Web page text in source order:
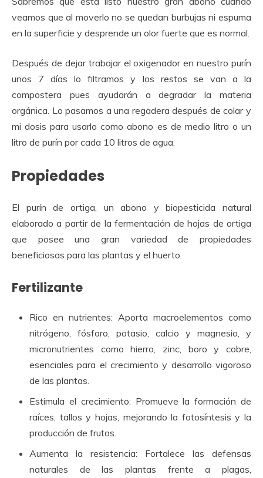
veamos que al moverlo no se quedan burbujas ni espuma
en la superficie y desprende un olor fuerte que es normal.
Después de dejar trabajar el oxigenador en nuestro purín
unos 7 días lo filtramos y los restos se van a la
compostera pues ayudarán a degradar la materia
orgánica. Lo pasamos a una regadera después de colar y
mi dosis para usarlo como abono es de medio litro o un
litro de purín por cada 10 litros de agua.
Propiedades
El purín de ortiga, un abono y biopesticida natural
elaborado a partir de la fermentación de hojas de ortiga
que posee una gran variedad de propiedades
beneficiosas para las plantas y el huerto.
Fertilizante
Rico en nutrientes: Aporta macroelementos como
nitrógeno, fósforo, potasio, calcio y magnesio, y
micronutrientes como hierro, zinc, boro y cobre,
esenciales para el crecimiento y desarrollo vigoroso
de las plantas.
Estimula el crecimiento: Promueve la formación de
raíces, tallos y hojas, mejorando la fotosíntesis y la
producción de frutos.
Aumenta la resistencia: Fortalece las defensas
naturales de las plantas frente a plagas,